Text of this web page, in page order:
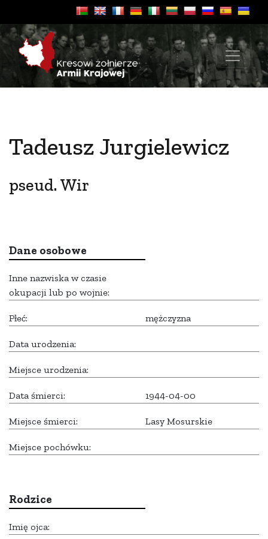
Tadeusz Jurgielewicz
pseud. Wir
Dane osobowe
Inne nazwiska w czasie
okupacji lub po wojnie:
Płeć: mężczyzna
Data urodzenia:
Miejsce urodzenia:
Data śmierci: 1944-04-00
Miejsce śmierci: Lasy Mosurskie
Miejsce pochówku:
Rodzice
Imię ojca: